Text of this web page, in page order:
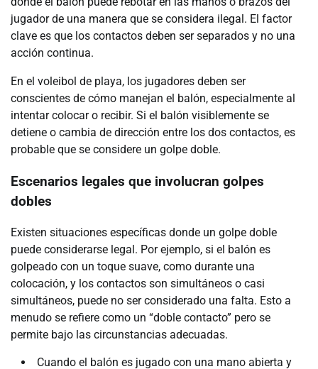
jugador de una manera que se considera ilegal. El factor
clave es que los contactos deben ser separados y no una
acción continua.
En el voleibol de playa, los jugadores deben ser
conscientes de cómo manejan el balón, especialmente al
intentar colocar o recibir. Si el balón visiblemente se
detiene o cambia de dirección entre los dos contactos, es
probable que se considere un golpe doble.
Escenarios legales que involucran golpes
dobles
Existen situaciones específicas donde un golpe doble
puede considerarse legal. Por ejemplo, si el balón es
golpeado con un toque suave, como durante una
colocación, y los contactos son simultáneos o casi
simultáneos, puede no ser considerado una falta. Esto a
menudo se refiere como un “doble contacto” pero se
permite bajo las circunstancias adecuadas.
Cuando el balón es jugado con una mano abierta y